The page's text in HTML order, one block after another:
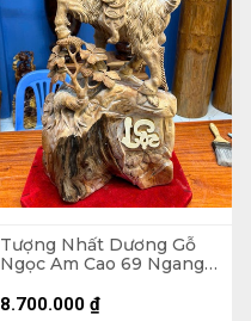
Tượng Nhất Dương Gỗ
Ngọc Am Cao 69 Ngang
8.700.000 ₫